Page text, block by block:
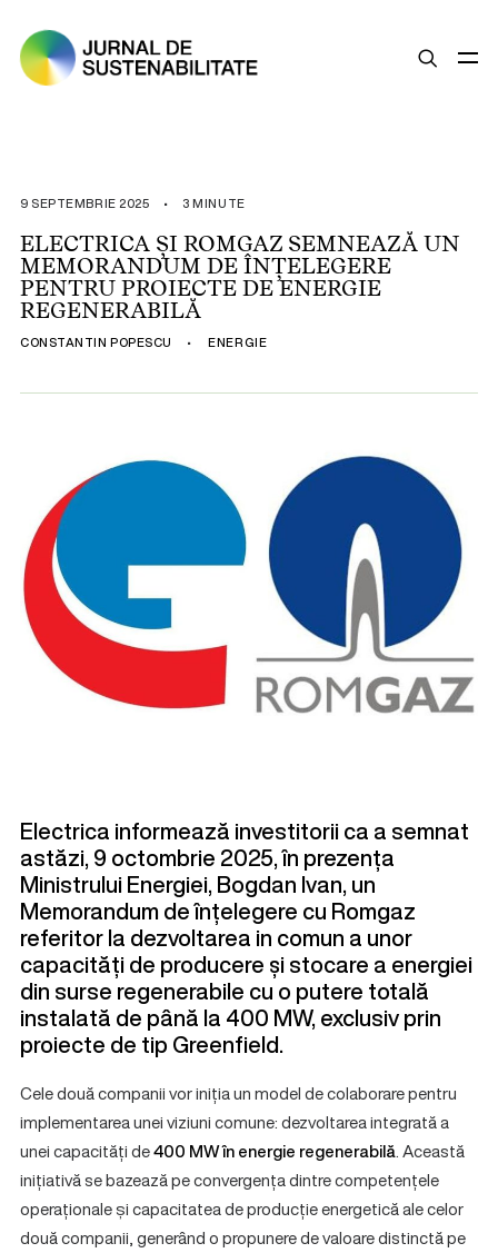
ȘTIRI
OPINII
ESG
LEGISLAȚIE
BUNE PRACTICI
9 SEPTEMBRIE 2025 • 3 MINUTE
ELECTRICA ȘI ROMGAZ SEMNEAZĂ UN
MEMORANDUM DE ÎNȚELEGERE
PENTRU PROIECTE DE ENERGIE
REGENERABILĂ
CONSTANTIN POPESCU • ENERGIE
Electrica informează investitorii ca a semnat
astăzi, 9 octombrie 2025, în prezența
Ministrului Energiei, Bogdan Ivan, un
Memorandum de înțelegere cu Romgaz
referitor la dezvoltarea in comun a unor
capacități de producere și stocare a energiei
din surse regenerabile cu o putere totală
instalată de până la 400 MW, exclusiv prin
proiecte de tip Greenfield.
Cele două companii vor iniția un model de colaborare pentru
implementarea unei viziuni comune: dezvoltarea integrată a
unei capacități de400 MW în energie regenerabilă. Această
inițiativă se bazează pe convergența dintre competențele
operaționale și capacitatea de producție energetică ale celor
două companii, generând o propunere de valoare distinctă pe